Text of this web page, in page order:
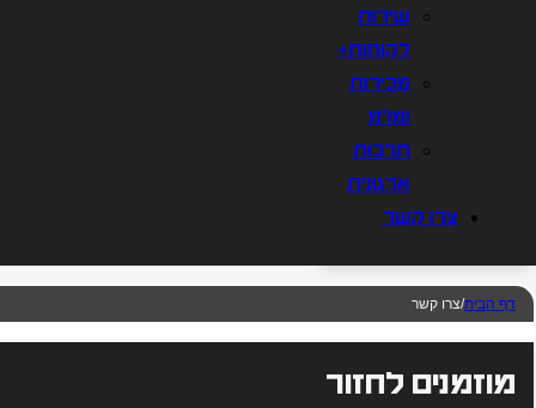
שירות
לקוחות+
מכירות
ומו"מ
תרבות
ארגונית
צרו קשר
דף הבית/צרו קשר
מוזמנים לחזור